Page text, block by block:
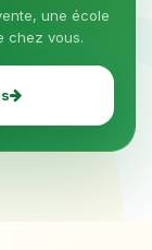
une école
chez vous.